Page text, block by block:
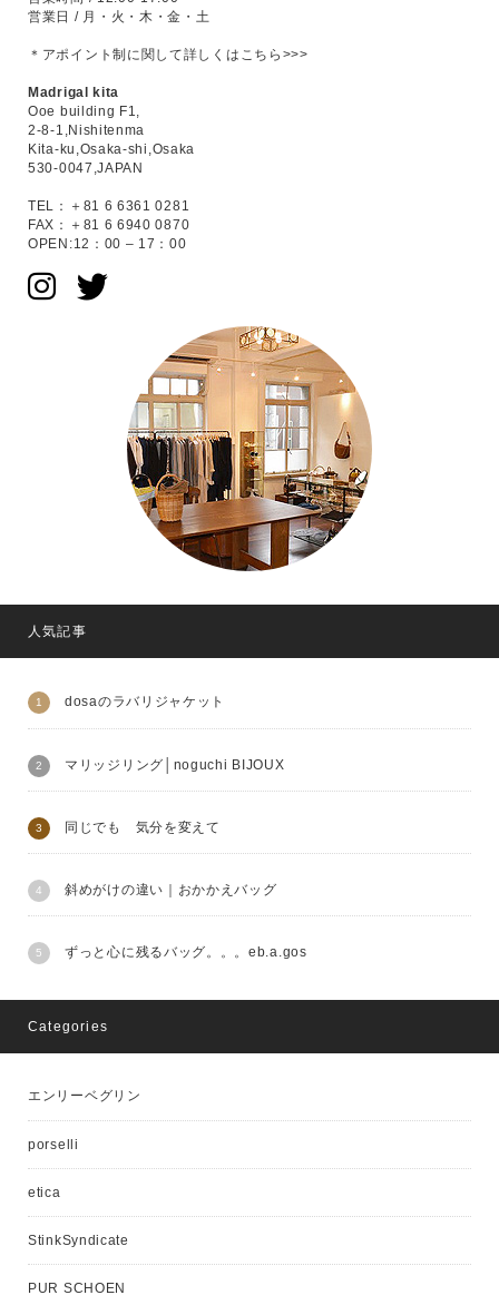
営業日 / 月・火・木・金・土
＊アポイント制に関して詳しくはこちら>>>
Madrigal kita
Ooe building F1,
2-8-1,Nishitenma
Kita-ku,Osaka-shi,Osaka
530-0047,JAPAN
TEL：＋81 6 6361 0281
FAX：＋81 6 6940 0870
OPEN:12：00 – 17：00
人気記事
dosaのラバリジャケット
マリッジリング│noguchi BIJOUX
同じでも 気分を変えて
斜めがけの違い｜おかかえバッグ
ずっと心に残るバッグ。。。eb.a.gos
Categories
エンリーベグリン
porselli
etica
StinkSyndicate
PUR SCHOEN